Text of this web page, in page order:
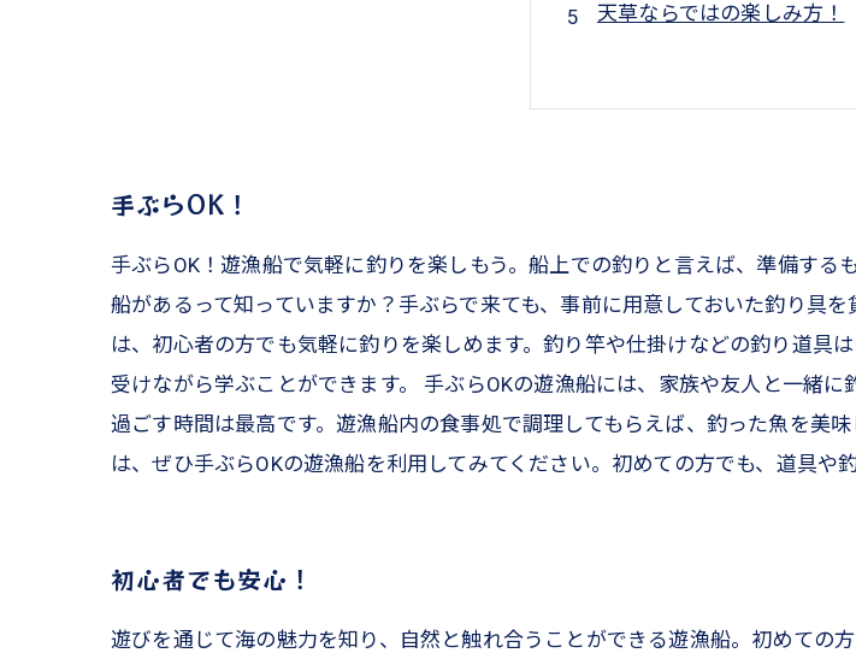
天草ならではの楽しみ方！
手ぶらOK！
手ぶらOK！遊漁船で気軽に釣りを楽しもう。船上での釣りと言えば、準備す
船があるって知っていますか？手ぶらで来ても、事前に用意しておいた釣り具
は、初心者の方でも気軽に釣りを楽しめます。釣り竿や仕掛けなどの釣り道具
受けながら学ぶことができます。 手ぶらOKの遊漁船には、家族や友人と一緒
過ごす時間は最高です。遊漁船内の食事処で調理してもらえば、釣った魚を美
は、ぜひ手ぶらOKの遊漁船を利用してみてください。初めての方でも、道具や
初心者でも安心！
遊びを通じて海の魅力を知り、自然と触れ合うことができる遊漁船。初めての